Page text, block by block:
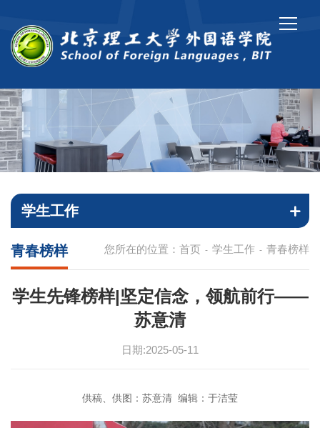
学生工作
您所在的位置： 首页 - 学生工作 - 青春榜样
青春榜样
学生先锋榜样|坚定信念，领航前行——
苏意清
日期:2025-05-11
供稿、供图：苏意清 编辑：于洁莹